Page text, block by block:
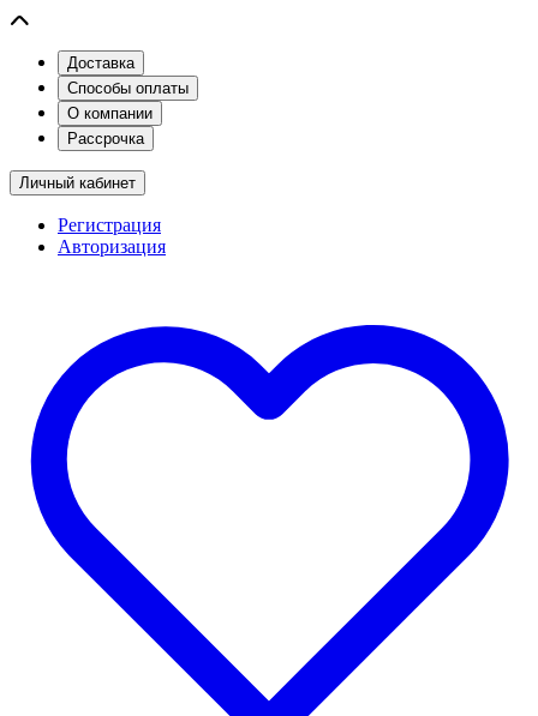
Доставка
Способы оплаты
О компании
Рассрочка
Личный кабинет
Регистрация
Авторизация